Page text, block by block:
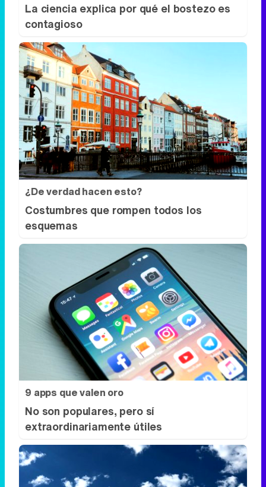
La ciencia explica por qué el bostezo es
contagioso
¿De verdad hacen esto?
Costumbres que rompen todos los
esquemas
9 apps que valen oro
No son populares, pero sí
extraordinariamente útiles